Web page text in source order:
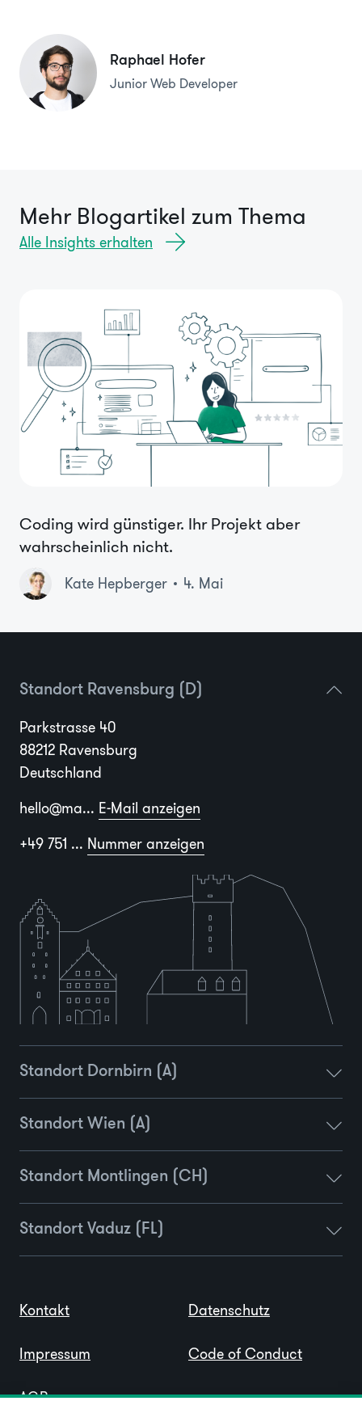
Raphael Hofer
Junior Web Developer
Mehr Blogartikel zum Thema
Alle Insights erhalten
Coding wird günstiger. Ihr Projekt aber
wahrscheinlich nicht.
Kate Hepberger 4. Mai
Standort Ravensburg (D)
Parkstrasse 40
88212 Ravensburg
Deutschland
hello@ma... E-Mail anzeigen
+49 751 ... Nummer anzeigen
Standort Dornbirn (A)
Standort Wien (A)
Standort Montlingen (CH)
Standort Vaduz (FL)
Kontakt
Impressum
AGB
Datenschutz
Code of Conduct